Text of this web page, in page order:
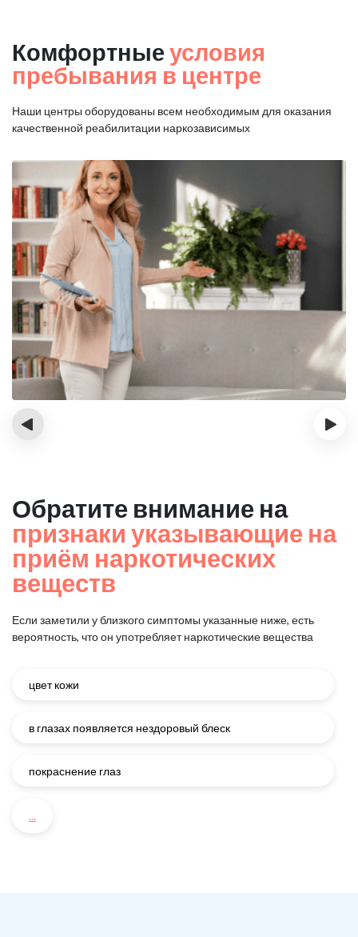
Комфортные условия
пребывания в центре
Наши центры оборудованы всем необходимым для оказания
качественной реабилитации наркозависимых
‹ ›
Обратите внимание на
признаки указывающие на
приём наркотических
веществ
Если заметили у близкого симптомы указанные ниже, есть
вероятность, что он употребляет наркотические вещества
цвет кожи
в глазах появляется нездоровый блеск
покраснение глаз
...